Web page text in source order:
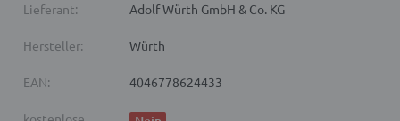
Lieferant: Adolf Würth GmbH & Co. KG
Hersteller: Würth
EAN: 4046778624433